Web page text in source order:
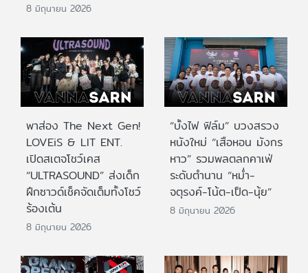
8 มิถุนายน 2026
พาส่อง The Next Gen!
LOVEiS & LIT ENT.
เปิดสเตจโชว์เคส
“ULTRASOUND” ส่งเด็ก
ฝึกซาวด์เช็คจัดเต็มทั้งโชว์
ร้องเต้น
8 มิถุนายน 2026
“บั้งไฟ ฟิล์ม” บวงสรวง
หนังใหม่ “เสือหอน มังกร
หาว” รวมพลตลกคาเฟ่
ระดับตำนาน “หม่ำ-
จตุรงค์-โน้ต-เป็ด-นุ้ย”
8 มิถุนายน 2026